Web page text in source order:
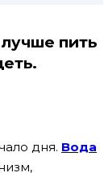
пить
дня. Вода